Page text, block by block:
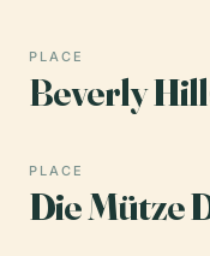
PLACE
Beverly
PLACE
Die Mütze